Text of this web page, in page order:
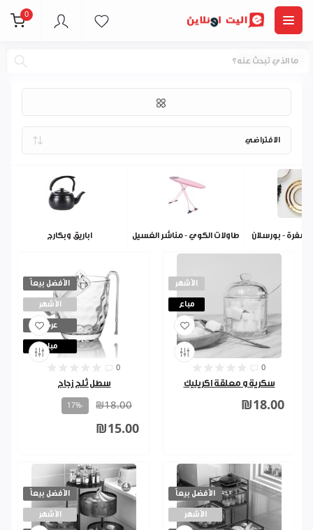
0
أدوات منزلية
اباريق وبكارج طاولات الكوي - مناشر الغسيل سفرة - بورسلان
الأفضل بيعاً
الأشهر
عرض
مباع
0
سطل ثلج زجاج
₪18.00
-17%
₪15.00
الأشهر
مباع
0
سكرية و معلقة اكريليك
₪18.00
الأفضل بيعاً
الأشهر
الأفضل بيعاً
الأشهر